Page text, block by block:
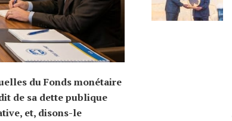
du Fonds monétaire
de sa dette publique
et, disons-le